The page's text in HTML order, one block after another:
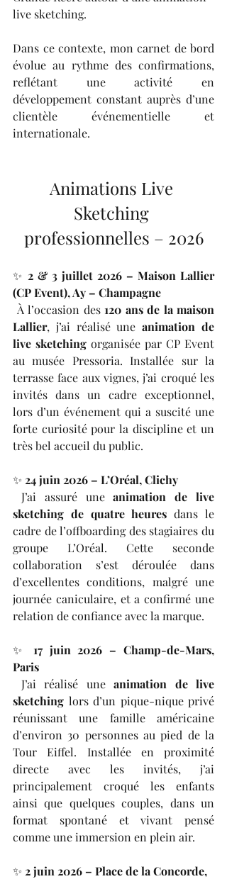
live sketching.
Dans ce contexte, mon carnet de bord
évolue au rythme des confirmations,
reflétant une activité en
développement constant auprès d’une
clientèle événementielle et
internationale.
Animations Live
Sketching
professionnelles – 2026
✨ 2 & 3 juillet 2026 – Maison Lallier
(CP Event), Ay – Champagne
À l’occasion des 120 ans de la maison
Lallier, j’ai réalisé une animation de
live sketching organisée par CP Event
au musée Pressoria. Installée sur la
terrasse face aux vignes, j’ai croqué les
invités dans un cadre exceptionnel,
lors d’un événement qui a suscité une
forte curiosité pour la discipline et un
très bel accueil du public.
✨ 24 juin 2026 – L’Oréal, Clichy
J’ai assuré une animation de live
sketching de quatre heures dans le
cadre de l’offboarding des stagiaires du
groupe L’Oréal. Cette seconde
collaboration s’est déroulée dans
d’excellentes conditions, malgré une
journée caniculaire, et a confirmé une
relation de confiance avec la marque.
✨ 17 juin 2026 – Champ-de-Mars,
Paris
J’ai réalisé une animation de live
sketching lors d’un pique-nique privé
réunissant une famille américaine
d’environ 30 personnes au pied de la
Tour Eiffel. Installée en proximité
directe avec les invités, j’ai
principalement croqué les enfants
ainsi que quelques couples, dans un
format spontané et vivant pensé
comme une immersion en plein air.
✨ 2 juin 2026 – Place de la Concorde,